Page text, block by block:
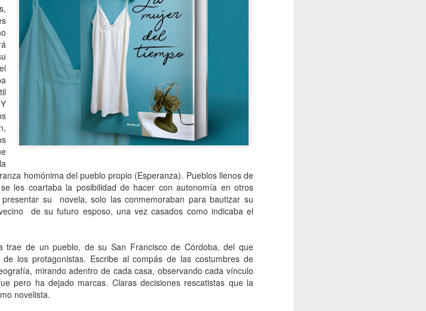
homónima del pueblo propio (Esperanza). Pueblos llenos de
les coartaba la posibilidad de hacer con autonomía en otros
su novela, solo las conmemoraban para bautizar su
de su futuro esposo, una vez casados como indicaba el
trae de un pueblo, de su San Francisco de Córdoba, del que
los protagonistas. Escribe al compás de las costumbres de
mirando adentro de cada casa, observando cada vínculo
pero ha dejado marcas. Claras decisiones rescatistas que la
novelista.
mi padre lee.
la cabeza gris detrás del vidrio. Es
la de mi padre, sentado de
en un barrio cerrado de la
acompañada
sola, estoy con alguien; es decir,
en uno”, apuntó alguna vez la
y esa frase es la llave que cierra
sola”), libro de la periodista y
de editarse en Francia con muy
Llegué a la casa de mi hermana